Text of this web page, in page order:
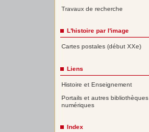
Travaux de recherche
L'histoire par l'image
Cartes postales (début XXe)
Liens
Histoire et Enseignement
Portails et autres bibliothèques
numériques
Index